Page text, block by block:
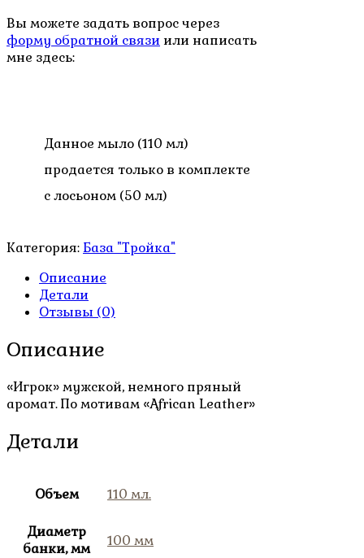
Вы можете задать вопрос через
форму обратной связи или написать
мне здесь:
Данное мыло (110 мл)
продается только в комплекте
с лосьоном (50 мл)
Категория:База "Тройка"
Описание
Детали
Отзывы (0)
Описание
«Игрок» мужской, немного пряный
аромат. По мотивам «African Leather»
Детали
Объем 110 мл.
Диаметр
банки, мм
100 мм